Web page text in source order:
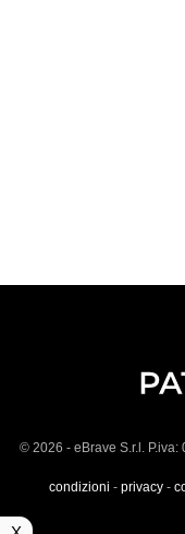
© 2026 - eBrave S.r.l.
condizioni - privacy-